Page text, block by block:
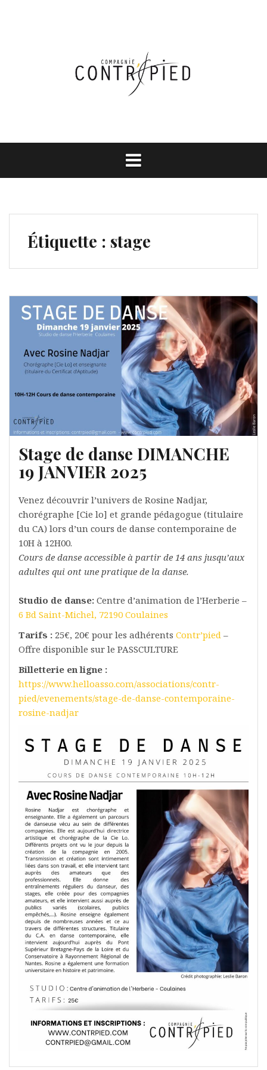
Étiquette : stage
Stage de danse DIMANCHE
19 JANVIER 2025
Venez découvrir l’univers de Rosine Nadjar,
chorégraphe [Cie lo] et grande pédagogue (titulaire
du CA) lors d’un cours de danse contemporaine de
10H à 12H00.
Cours de danse accessible à partir de 14 ans jusqu’aux
adultes qui ont une pratique de la danse.
Studio de danse: Centre d’animation de l’Herberie –
6 Bd Saint-Michel, 72190 Coulaines
Tarifs : 25€, 20€ pour les adhérents Contr’pied –
Offre disponible sur le PASSCULTURE
Billetterie en ligne :
https://www.helloasso.com/associations/contr-
pied/evenements/stage-de-danse-contemporaine-
rosine-nadjar